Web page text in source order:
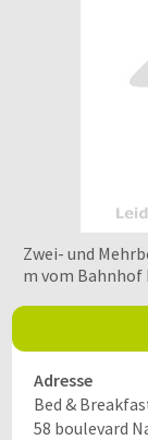
Zwei- und
m vom
Adresse
Bed &
58 boulevard